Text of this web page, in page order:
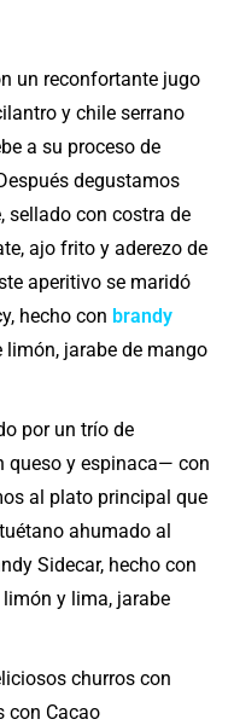
un reconfortante jugo
y chile serrano
a su proceso de
degustamos
sellado con costra de
ajo frito y aderezo de
aperitivo se maridó
hecho con brandy
limón, jarabe de mango
por un trío de
queso y espinaca— con
al plato principal que
ahumado al
Sidecar, hecho con
y lima, jarabe
churros con
con Cacao